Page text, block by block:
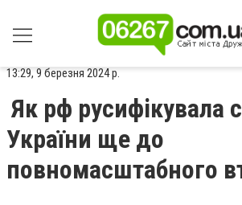
13:29, 9 березня 2024 р.
Як рф русифікувала
України ще до
повномасштабного